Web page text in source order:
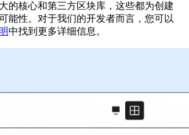
的核心和第三方区块库，这些都为创建
能性。对于我们的开发者而言，您可以
中找到更多详细信息。